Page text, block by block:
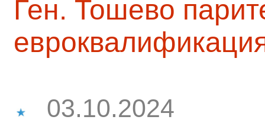
Ген. Тошево
03.10.2024